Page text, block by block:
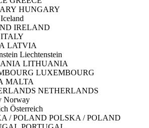
HUNGARY
Iceland
IRELAND
ITALY
LATVIA
Liechtenstein
LITHUANIA
LUXEMBOURG
MALTA
NETHERLANDS
Norway
Österreich
POLSKA / POLAND